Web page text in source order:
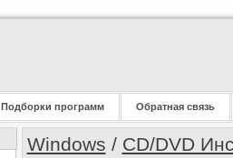
Подборки программ Обратная связь
Windows / CD/DVD